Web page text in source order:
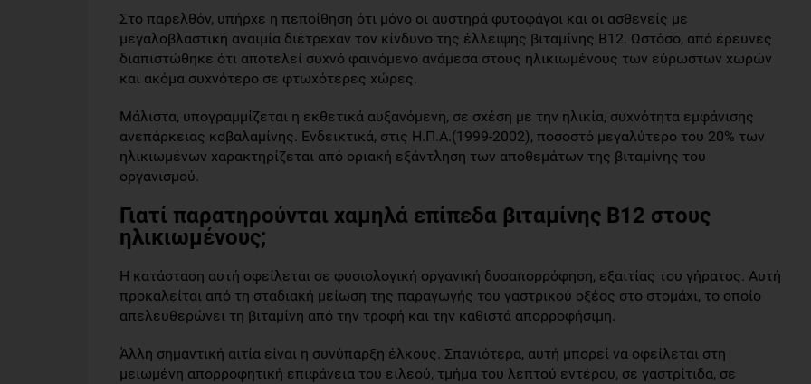
Στο παρελθόν, υπήρχε η πεποίθηση ότι μόνο οι αυστηρά φυτοφάγοι και οι ασθενείς με
μεγαλοβλαστική αναιμία διέτρεχαν τον κίνδυνο της έλλειψης βιταμίνης Β12. Ωστόσο, από έρευνες
διαπιστώθηκε ότι αποτελεί συχνό φαινόμενο ανάμεσα στους ηλικιωμένους των εύρωστων χωρών
και ακόμα συχνότερο σε φτωχότερες χώρες.
Μάλιστα, υπογραμμίζεται η εκθετικά αυξανόμενη, σε σχέση με την ηλικία, συχνότητα εμφάνισης
ανεπάρκειας κοβαλαμίνης. Ενδεικτικά, στις Η.Π.Α.(1999-2002), ποσοστό μεγαλύτερο του 20% των
ηλικιωμένων χαρακτηρίζεται από οριακή εξάντληση των αποθεμάτων της βιταμίνης του
οργανισμού.
Γιατί παρατηρούνται χαμηλά επίπεδα βιταμίνης Β12 στους
ηλικιωμένους;
Η κατάσταση αυτή οφείλεται σε φυσιολογική οργανική δυσαπορρόφηση, εξαιτίας του γήρατος. Αυτή
προκαλείται από τη σταδιακή μείωση της παραγωγής του γαστρικού οξέος στο στομάχι, το οποίο
απελευθερώνει τη βιταμίνη από την τροφή και την καθιστά απορροφήσιμη.
Άλλη σημαντική αιτία είναι η συνύπαρξη έλκους. Σπανιότερα, αυτή μπορεί να οφείλεται στη
μειωμένη απορροφητική επιφάνεια του ειλεού, τμήμα του λεπτού εντέρου, σε γαστρίτιδα, σε